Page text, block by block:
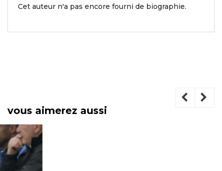
Cet auteur n'a pas encore fourni de biographie.
vous aimerez aussi